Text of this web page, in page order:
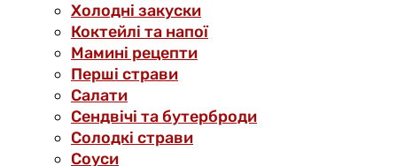
Холодні закуски
Коктейлі та напої
Мамині рецепти
Перші страви
Салати
Сендвічі та бутерброди
Солодкі страви
Соуси